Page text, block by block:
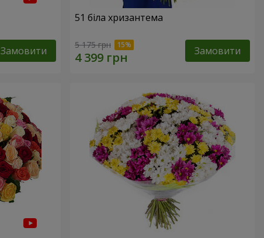
Замовити
51 біла хризантема
5 175 грн Замовити